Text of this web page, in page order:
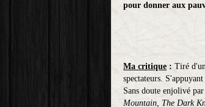
pour donner aux
Ma critique : Tiré
spectateurs.
Sans doute enjolivé
Mountain, The Dark